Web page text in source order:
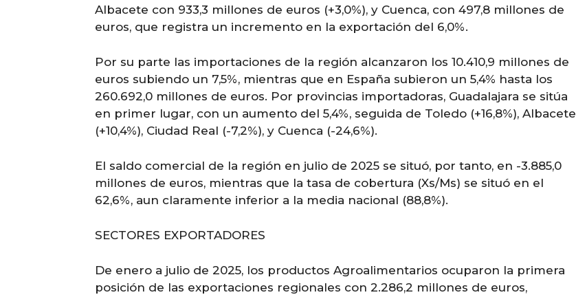
Albacete con 933,3 millones de euros (+3,0%), y Cuenca, con 497,8 millones de
euros, que registra un incremento en la exportación del 6,0%.
Por su parte las importaciones de la región alcanzaron los 10.410,9 millones de
euros subiendo un 7,5%, mientras que en España subieron un 5,4% hasta los
260.692,0 millones de euros. Por provincias importadoras, Guadalajara se sitúa
en primer lugar, con un aumento del 5,4%, seguida de Toledo (+16,8%), Albacete
(+10,4%), Ciudad Real (-7,2%), y Cuenca (-24,6%).
El saldo comercial de la región en julio de 2025 se situó, por tanto, en -3.885,0
millones de euros, mientras que la tasa de cobertura (Xs/Ms) se situó en el
62,6%, aun claramente inferior a la media nacional (88,8%).
SECTORES EXPORTADORES
De enero a julio de 2025, los productos Agroalimentarios ocuparon la primera
posición de las exportaciones regionales con 2.286,2 millones de euros,